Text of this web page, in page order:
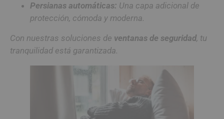
Persianas automáticas: Una capa adicional de
protección, cómoda y moderna.
Con nuestras soluciones de ventanas de seguridad, tu
tranquilidad está garantizada.